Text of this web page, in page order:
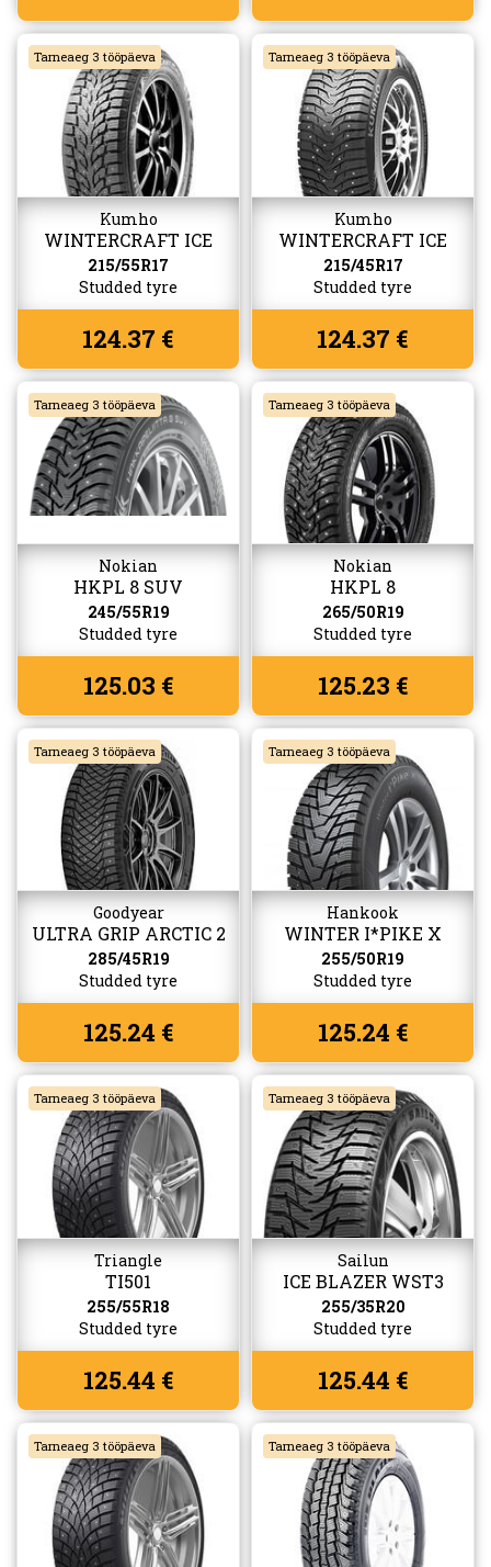
Tarneaeg 3 tööpäeva
Kumho
WINTERCRAFT ICE
WI32
215/55R17
Studded tyre
124.37 €
Tarneaeg 3 tööpäeva
Kumho
WINTERCRAFT ICE
WI31+
215/45R17
Studded tyre
124.37 €
Tarneaeg 3 tööpäeva
Nokian
HKPL 8 SUV
245/55R19
Studded tyre
125.03 €
Tarneaeg 3 tööpäeva
Nokian
HKPL 8
265/50R19
Studded tyre
125.23 €
Tarneaeg 3 tööpäeva
Goodyear
ULTRA GRIP ARCTIC 2
SUV
285/45R19
Studded tyre
125.24 €
Tarneaeg 3 tööpäeva
Hankook
WINTER I*PIKE X
(W429A)
255/50R19
Studded tyre
125.24 €
Tarneaeg 3 tööpäeva
Triangle
TI501
255/55R18
Studded tyre
125.44 €
Tarneaeg 3 tööpäeva
Sailun
ICE BLAZER WST3
255/35R20
Studded tyre
125.44 €
Tarneaeg 3 tööpäeva Tarneaeg 3 tööpäeva